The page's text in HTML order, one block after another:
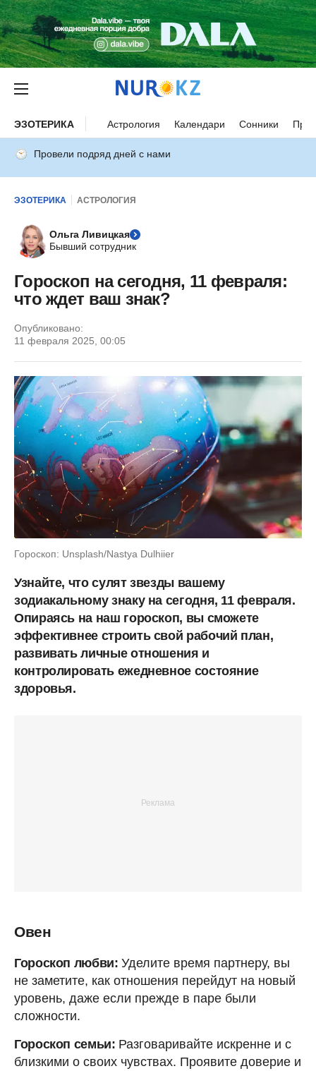
ЭЗОТЕРИКА Астрология Календари Сонники
Провели подряд дней с нами
ЭЗОТЕРИКА АСТРОЛОГИЯ
Ольга Ливицкая
Бывший сотрудник
Гороскоп на сегодня, 11 февраля:
что ждет ваш знак?
Опубликовано:
11 февраля 2025, 00:05
Гороскоп: Unsplash/Nastya Dulhiier
Узнайте, что сулят звезды вашему
зодиакальному знаку на сегодня, 11 февраля.
Опираясь на наш гороскоп, вы сможете
эффективнее строить свой рабочий план,
развивать личные отношения и
контролировать ежедневное состояние
здоровья.
Овен
Гороскоп любви:Уделите время партнеру, вы
не заметите, как отношения перейдут на новый
уровень, даже если прежде в паре были
сложности.
Гороскоп семьи: Разговаривайте искренне и с
близкими о своих чувствах. Проявите доверие и